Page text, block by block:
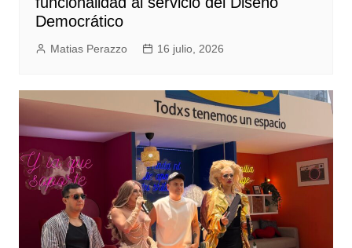
Democrático
Matias Perazzo 16 julio, 2026